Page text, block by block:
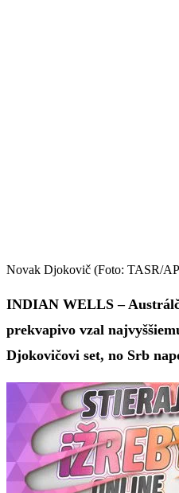
Novak Djokovič (Foto: TASR/
INDIAN WELLS –
prekvapivo vzal
Djokovičovi set, no Srb